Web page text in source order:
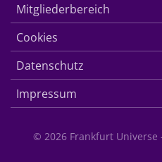
Mitgliederbereich
Cookies
Datenschutz
Impressum
© 2026 Frankfurt Universe